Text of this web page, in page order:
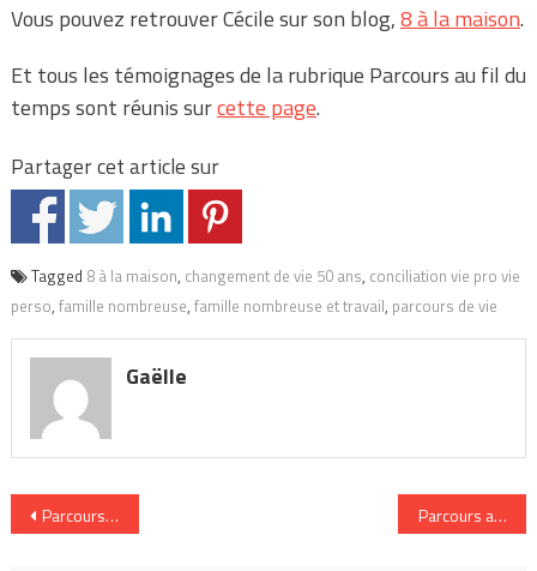
Vous pouvez retrouver Cécile sur son blog,8 à la maison.
Et tous les témoignages de la rubrique Parcours au fil du
temps sont réunis surcette page.
Partager cet article sur
Tagged 8 à la maison, changement de vie 50 ans, conciliation vie pro vie
perso, famille nombreuse, famille nombreuse et travail, parcours de vie
Gaëlle
Navigation
Parcours au fil du temps : Ariane Parcours au fil